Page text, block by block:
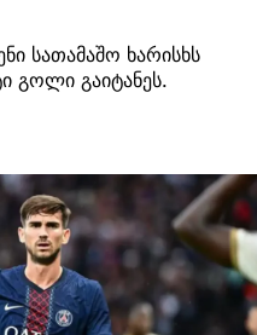
სათამაშო ხარისხს
გოლი გაიტანეს.